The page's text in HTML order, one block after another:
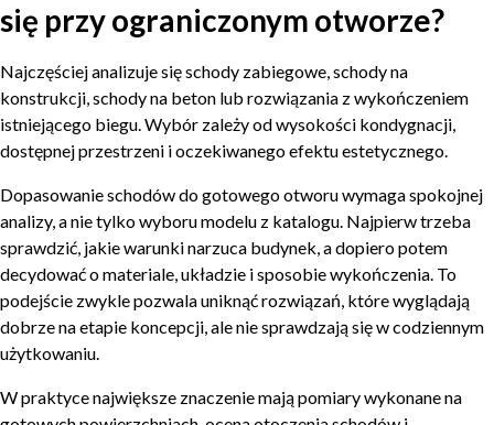
się przy ograniczonym otworze?
Najczęściej analizuje się schody zabiegowe, schody na
konstrukcji, schody na beton lub rozwiązania z wykończeniem
istniejącego biegu. Wybór zależy od wysokości kondygnacji,
dostępnej przestrzeni i oczekiwanego efektu estetycznego.
Dopasowanie schodów do gotowego otworu wymaga spokojnej
analizy, a nie tylko wyboru modelu z katalogu. Najpierw trzeba
sprawdzić, jakie warunki narzuca budynek, a dopiero potem
decydować o materiale, układzie i sposobie wykończenia. To
podejście zwykle pozwala uniknąć rozwiązań, które wyglądają
dobrze na etapie koncepcji, ale nie sprawdzają się w codziennym
użytkowaniu.
W praktyce największe znaczenie mają pomiary wykonane na